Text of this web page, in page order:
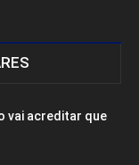
vai acreditar que